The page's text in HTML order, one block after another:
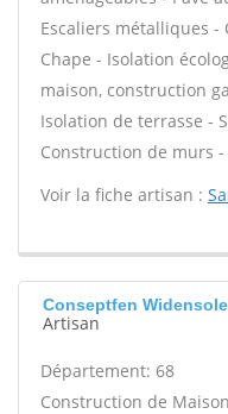
Escaliers métalliques -
Chape - Isolation
maison, construction
Isolation de terrasse -
Construction de murs -
Voir la fiche artisan :
Conseptfen
Artisan
Département: 68
Construction de